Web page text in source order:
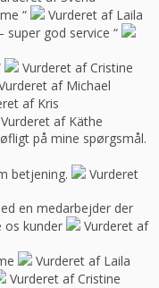
“
Vurderet af Laila
god service “
Vurderet af Cristine
af Michael
af Kris
Vurderet af Käthe
på mine spørgsmål.
betjening.
Vurderet
en medarbejder der
os kunder
Vurderet af
Vurderet af Laila
Vurderet af Cristine